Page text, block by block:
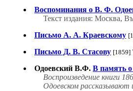
Воспоминания о В. Ф.
Текст издания: Москва,
Письмо А. А. Краевскому
Письмо Д. В. Стасову [1859]
Одоевский В.Ф. В память
Воспроизведение книги
Одоевском рассказывают